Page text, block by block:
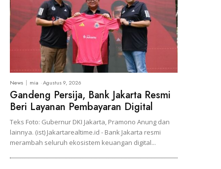
News mia -Agustus 9, 2026
Gandeng Persija, Bank Jakarta Resmi
Beri Layanan Pembayaran Digital
Teks Foto: Gubernur DKI Jakarta, Pramono Anung dan
lainnya. (ist) Jakartarealtime.id - Bank Jakarta resmi
merambah seluruh ekosistem keuangan digital...